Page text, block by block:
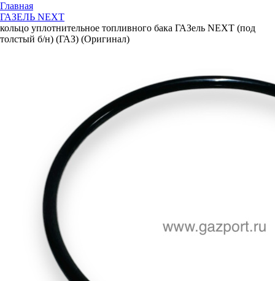
Главная
ГАЗЕЛЬ NEXT
кольцо уплотнительное топливного бака ГАЗель NEXT (под
толстый б/н) (ГАЗ) (Оригинал)